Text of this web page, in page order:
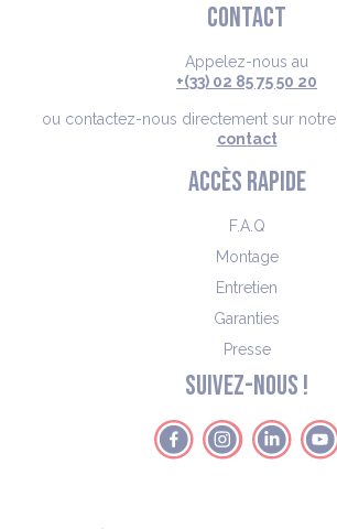
CONTACT
Appelez-nous au
+(33) 02 85 75 50 20
ou contactez-nous directement sur notre
contact
ACCÈS RAPIDE
F.A.Q
Montage
Entretien
Garanties
Presse
SUIVEZ-NOUS !